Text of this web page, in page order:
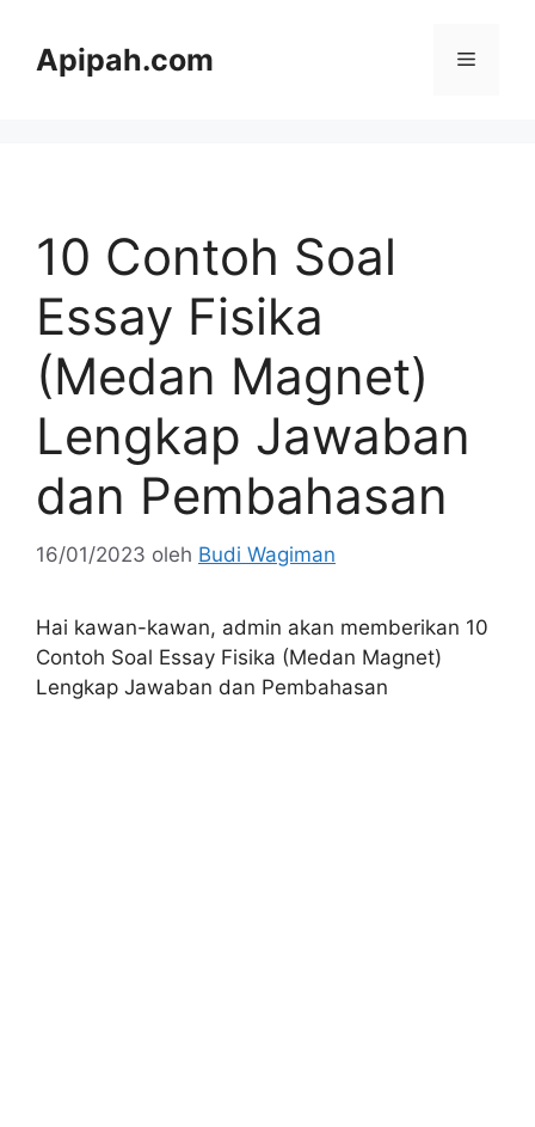
Apipah.com Menu
10 Contoh Soal
Essay Fisika
(Medan Magnet)
Lengkap Jawaban
dan Pembahasan
16/01/2023 oleh Budi Wagiman
Hai kawan-kawan, admin akan memberikan 10
Contoh Soal Essay Fisika (Medan Magnet)
Lengkap Jawaban dan Pembahasan